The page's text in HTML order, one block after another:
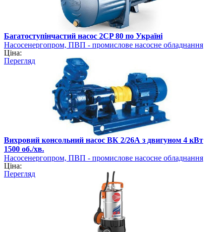
Багатоступінчастий насос 2CP 80 по Україні
Насосенергопром, ПВП - промислове насосне обладнання
Ціна:
Перегляд
Вихровий консольний насос ВК 2/26А з двигуном 4 кВт
1500 об./хв.
Насосенергопром, ПВП - промислове насосне обладнання
Ціна:
Перегляд